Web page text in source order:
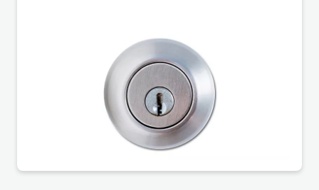
Mitglieder ausgeschüttet werden, sondern müssen im
Unternehmen verbleiben (sog. „Asset Lock"). Die
Mitgliedschaft soll persönlich und weder frei
übertragbar noch vererbbar sein; die Mitglieder
nehmen damit eine Art treuhänderische Stellung ein.